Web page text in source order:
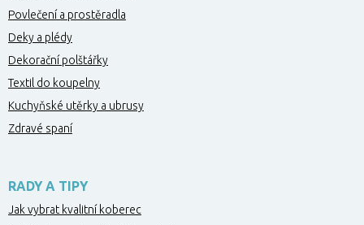
Povlečení a prostěradla
Deky a plédy
Dekorační polštářky
Textil do koupelny
Kuchyňské utěrky a ubrusy
Zdravé spaní
RADY A TIPY
Jak vybrat kvalitní koberec